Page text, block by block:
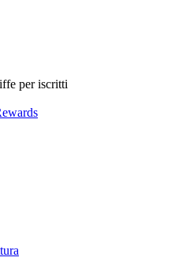
per iscritti